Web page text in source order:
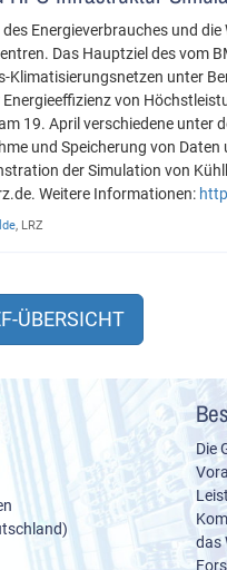
des Energieverbrauches und
Das Hauptziel des vom
Klimatisierungsnetzen unter
von
19. April verschiedene unter
und Speicherung von
der Simulation von
Weitere Informationen:
, LRZ
ÜBERSICHT
Die
das